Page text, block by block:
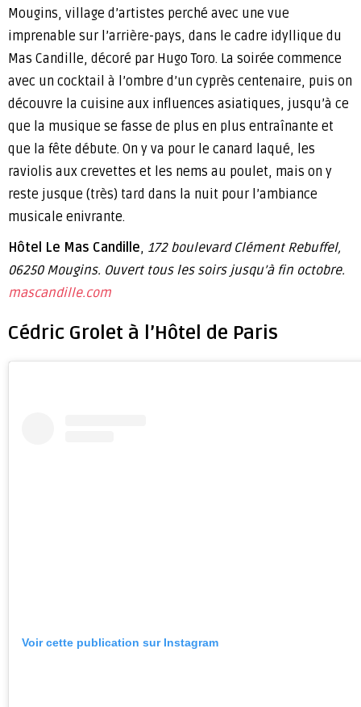
Mougins, village d’artistes perché avec une vue
imprenable sur l’arrière-pays, dans le cadre idyllique du
Mas Candille, décoré par Hugo Toro. La soirée commence
avec un cocktail à l’ombre d’un cyprès centenaire, puis on
découvre la cuisine aux influences asiatiques, jusqu’à ce
que la musique se fasse de plus en plus entraînante et
que la fête débute. On y va pour le canard laqué, les
raviolis aux crevettes et les nems au poulet, mais on y
reste jusque (très) tard dans la nuit pour l’ambiance
musicale enivrante.
Hôtel Le Mas Candille, 172 boulevard Clément Rebuffel,
06250 Mougins. Ouvert tous les soirs jusqu’à fin octobre.
mascandille.com
Cédric Grolet à l’Hôtel de Paris
Voir cette publication sur Instagram